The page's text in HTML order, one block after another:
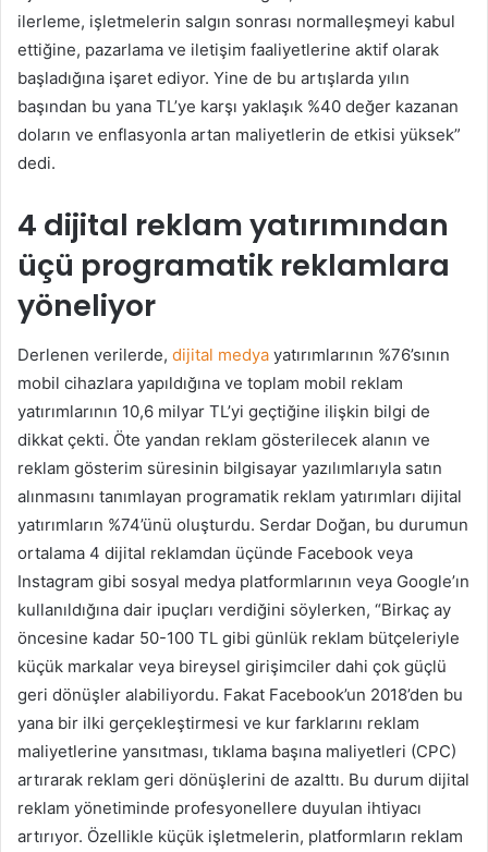
ilerleme, işletmelerin salgın sonrası normalleşmeyi kabul
ettiğine, pazarlama ve iletişim faaliyetlerine aktif olarak
başladığına işaret ediyor. Yine de bu artışlarda yılın
başından bu yana TL’ye karşı yaklaşık %40 değer kazanan
doların ve enflasyonla artan maliyetlerin de etkisi yüksek”
dedi.
4 dijital reklam yatırımından
üçü programatik reklamlara
yöneliyor
Derlenen verilerde, dijital medya yatırımlarının %76’sının
mobil cihazlara yapıldığına ve toplam mobil reklam
yatırımlarının 10,6 milyar TL’yi geçtiğine ilişkin bilgi de
dikkat çekti. Öte yandan reklam gösterilecek alanın ve
reklam gösterim süresinin bilgisayar yazılımlarıyla satın
alınmasını tanımlayan programatik reklam yatırımları dijital
yatırımların %74’ünü oluşturdu. Serdar Doğan, bu durumun
ortalama 4 dijital reklamdan üçünde Facebook veya
Instagram gibi sosyal medya platformlarının veya Google’ın
kullanıldığına dair ipuçları verdiğini söylerken, “Birkaç ay
öncesine kadar 50-100 TL gibi günlük reklam bütçeleriyle
küçük markalar veya bireysel girişimciler dahi çok güçlü
geri dönüşler alabiliyordu. Fakat Facebook’un 2018’den bu
yana bir ilki gerçekleştirmesi ve kur farklarını reklam
maliyetlerine yansıtması, tıklama başına maliyetleri (CPC)
artırarak reklam geri dönüşlerini de azalttı. Bu durum dijital
reklam yönetiminde profesyonellere duyulan ihtiyacı
artırıyor. Özellikle küçük işletmelerin, platformların reklam